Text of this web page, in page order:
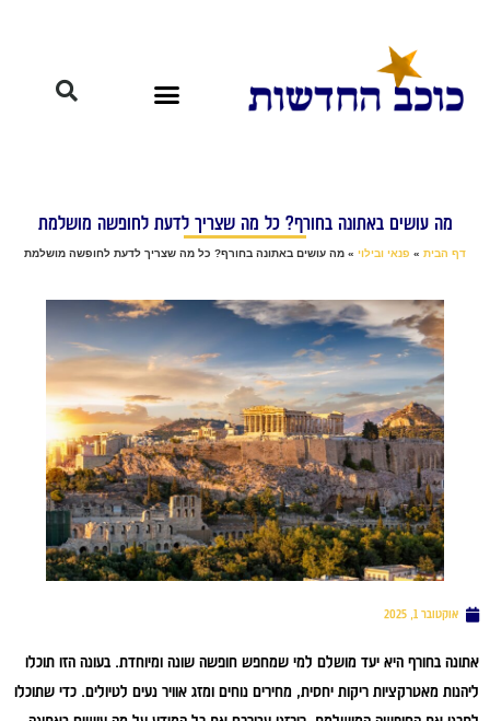
מה עושים באתונה בחורף? כל מה שצריך לדעת לחופשה מושלמת
דף הבית » פנאי ובילוי » מה עושים באתונה בחורף? כל מה שצריך לדעת לחופשה מושלמת
אוקטובר 1, 2025
אתונה בחורף היא יעד מושלם למי שמחפש חופשה שונה ומיוחדת. בעונה הזו תוכלו
ליהנות מאטרקציות ריקות יחסית, מחירים נוחים ומזג אוויר נעים לטיולים. כדי שתוכלו